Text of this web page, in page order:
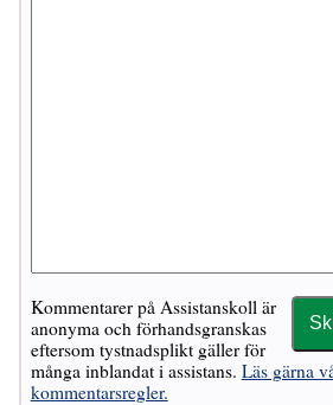
Kommentarer på Assistanskoll är
anonyma och förhandsgranskas
eftersom tystnadsplikt gäller för
många inblandat i assistans. Läs gärna
kommentarsregler.